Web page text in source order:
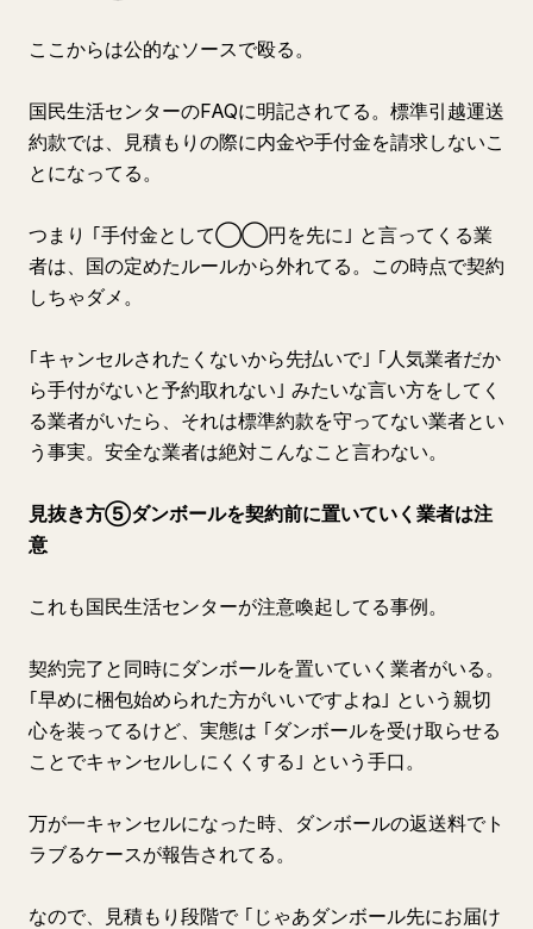
ここからは公的なソースで殴る。
国民生活センターのFAQに明記されてる。標準引越運送
約款では、見積もりの際に内金や手付金を請求しないこ
とになってる。
つまり ｢手付金として◯◯円を先に｣ と言ってくる業
者は、国の定めたルールから外れてる。この時点で契約
しちゃダメ。
｢キャンセルされたくないから先払いで｣ ｢人気業者だか
ら手付がないと予約取れない｣ みたいな言い方をしてく
る業者がいたら、それは標準約款を守ってない業者とい
う事実。安全な業者は絶対こんなこと言わない。
見抜き方⑤ダンボールを契約前に置いていく業者は注
意
これも国民生活センターが注意喚起してる事例。
契約完了と同時にダンボールを置いていく業者がいる。
｢早めに梱包始められた方がいいですよね｣ という親切
心を装ってるけど、実態は ｢ダンボールを受け取らせる
ことでキャンセルしにくくする｣ という手口。
万が一キャンセルになった時、ダンボールの返送料でト
ラブるケースが報告されてる。
なので、見積もり段階で ｢じゃあダンボール先にお届け